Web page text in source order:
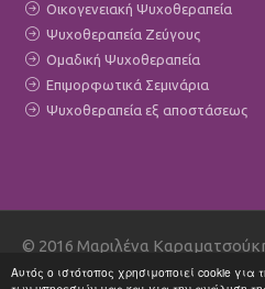
Αυτός ο ιστότοπος χρησιμοποιεί cookie για
Οικογενειακή Ψυχοθεραπεία
Ψυχοθεραπεία Ζεύγους
Ομαδική Ψυχοθεραπεία
Επιμορφωτικά Σεμινάρια
Ψυχοθεραπεία εξ αποστάσεως
© 2016 Μαριλένα
Οικογενειακή θεραπεύτρια -